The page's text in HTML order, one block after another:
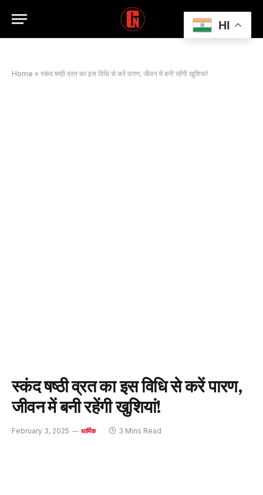
Home » स्कंद षष्ठी व्रत का इस विधि से करें पारण, जीवन में बनी रहेंगी खुशियां!
स्कंद षष्ठी व्रत का इस विधि से करें पारण,
जीवन में बनी रहेंगी खुशियां!
February 3, 2025 धार्मिक 3 Mins Read
HI